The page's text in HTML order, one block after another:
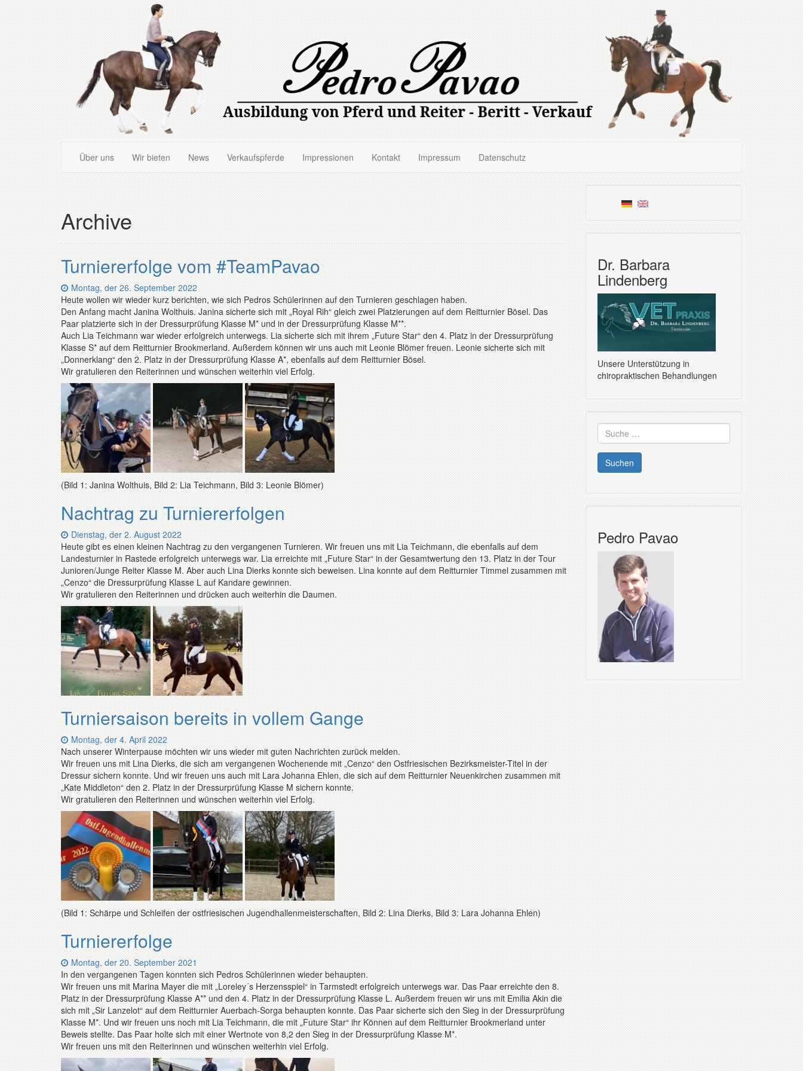
Zum
Hauptinhalt
springen
Über uns Wir bieten News Verkaufspferde Impressionen Kontakt Impressum Datenschutz
Archive
Turniererfolge vom #TeamPavao
Datum:
Montag, der 26. September 2022
Heute wollen wir wieder kurz berichten, wie sich Pedros Schülerinnen auf den Turnieren geschlagen haben.
Den Anfang macht Janina Wolthuis. Janina sicherte sich mit „Royal Rih“ gleich zwei Platzierungen auf dem Reitturnier Bösel. Das
Paar platzierte sich in der Dressurprüfung Klasse M* und in der Dressurprüfung Klasse M**.
Auch Lia Teichmann war wieder erfolgreich unterwegs. Lia sicherte sich mit ihrem „Future Star“ den 4. Platz in der Dressurprüfung
Klasse S* auf dem Reitturnier Brookmerland. Außerdem können wir uns auch mit Leonie Blömer freuen. Leonie sicherte sich mit
„Donnerklang“ den 2. Platz in der Dressurprüfung Klasse A*, ebenfalls auf dem Reitturnier Bösel.
Wir gratulieren den Reiterinnen und wünschen weiterhin viel Erfolg.
(Bild 1: Janina Wolthuis, Bild 2: Lia Teichmann, Bild 3: Leonie Blömer)
Nachtrag zu Turniererfolgen
Datum:
Dienstag, der 2. August 2022
Heute gibt es einen kleinen Nachtrag zu den vergangenen Turnieren. Wir freuen uns mit Lia Teichmann, die ebenfalls auf dem
Landesturnier in Rastede erfolgreich unterwegs war. Lia erreichte mit „Future Star“ in der Gesamtwertung den 13. Platz in der Tour
Junioren/Junge Reiter Klasse M. Aber auch Lina Dierks konnte sich beweisen. Lina konnte auf dem Reitturnier Timmel zusammen mit
„Cenzo“ die Dressurprüfung Klasse L auf Kandare gewinnen.
Wir gratulieren den Reiterinnen und drücken auch weiterhin die Daumen.
Turniersaison bereits in vollem Gange
Datum:
Montag, der 4. April 2022
Nach unserer Winterpause möchten wir uns wieder mit guten Nachrichten zurück melden.
Wir freuen uns mit Lina Dierks, die sich am vergangenen Wochenende mit „Cenzo“ den Ostfriesischen Bezirksmeister-Titel in der
Dressur sichern konnte. Und wir freuen uns auch mit Lara Johanna Ehlen, die sich auf dem Reitturnier Neuenkirchen zusammen mit
„Kate Middleton“ den 2. Platz in der Dressurprüfung Klasse M sichern konnte.
Wir gratulieren den Reiterinnen und wünschen weiterhin viel Erfolg.
(Bild 1: Schärpe und Schleifen der ostfriesischen Jugendhallenmeisterschaften, Bild 2: Lina Dierks, Bild 3: Lara Johanna Ehlen)
Turniererfolge
Datum:
Montag, der 20. September 2021
In den vergangenen Tagen konnten sich Pedros Schülerinnen wieder behaupten.
Wir freuen uns mit Marina Mayer die mit „Loreley´s Herzensspiel“ in Tarmstedt erfolgreich unterwegs war. Das Paar erreichte den 8.
Platz in der Dressurprüfung Klasse A** und den 4. Platz in der Dressurprüfung Klasse L. Außerdem freuen wir uns mit Emilia Akin die
sich mit „Sir Lanzelot“ auf dem Reitturnier Auerbach-Sorga behaupten konnte. Das Paar sicherte sich den Sieg in der Dressurprüfung
Klasse M*. Und wir freuen uns noch mit Lia Teichmann, die mit „Future Star“ ihr Können auf dem Reitturnier Brookmerland unter
Beweis stellte. Das Paar holte sich mit einer Wertnote von 8,2 den Sieg in der Dressurprüfung Klasse M*.
Wir freuen uns mit den Reiterinnen und wünschen weiterhin viel Erfolg.
Dr. Barbara
Lindenberg
Unsere Unterstützung in
chiropraktischen Behandlungen
Suche
nach:
Pedro Pavao